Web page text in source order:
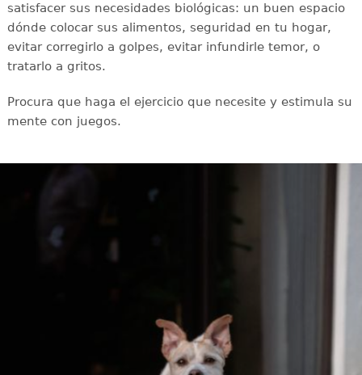
satisfacer sus necesidades biológicas: un buen espacio
dónde colocar sus alimentos, seguridad en tu hogar,
evitar corregirlo a golpes, evitar infundirle temor, o
tratarlo a gritos.
Procura que haga el ejercicio que necesite y estimula su
mente con juegos.